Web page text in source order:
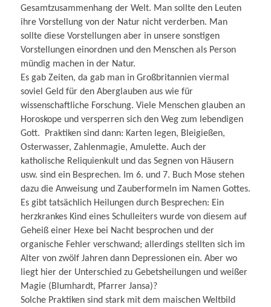
Gesamtzusammenhang der Welt. Man sollte den Leuten
ihre Vorstellung von der Natur nicht verderben. Man
sollte diese Vorstellungen aber in unsere sonstigen
Vorstellungen einordnen und den Menschen als Person
mündig machen in der Natur.
Es gab Zeiten, da gab man in Großbritannien viermal
soviel Geld für den Aberglauben aus wie für
wissenschaftliche Forschung. Viele Menschen glauben an
Horoskope und versperren sich den Weg zum lebendigen
Gott. Praktiken sind dann: Karten legen, Bleigießen,
Oster­wasser, Zahlenmagie, Amulette. Auch der
katholische Reliquienkult und das Segnen von Häusern
usw. sind ein Besprechen. Im 6. und 7. Buch Mose stehen
dazu die Anweisung und Zauberformeln im Namen Gottes.
Es gibt tatsächlich Heilungen durch Besprechen: Ein
herzkrankes Kind eines Schulleiters wurde von diesem auf
Geheiß einer Hexe bei Nacht besprochen und der
organische Fehler verschwand; allerdings stellten sich im
Alter von zwölf Jahren dann Depressionen ein. Aber wo
liegt hier der Unterschied zu Gebetsheilungen und weißer
Magie (Blumhardt, Pfarrer Jansa)?
Solche Praktiken sind stark mit dem maischen Weltbild